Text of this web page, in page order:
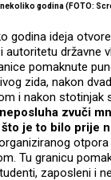
godina(FOTO:
godina ideja
autoritetu državne
pomaknute
zida, nakon
i nakon stotinjak
zvuči
je to bilo prije
Tu granicu
zaposleni i